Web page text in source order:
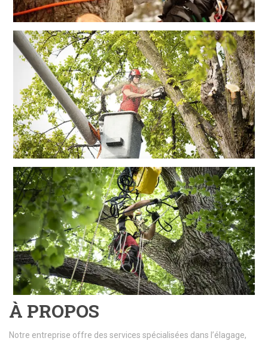
À PROPOS
Notre entreprise offre des services spécialisées dans l’élagage,